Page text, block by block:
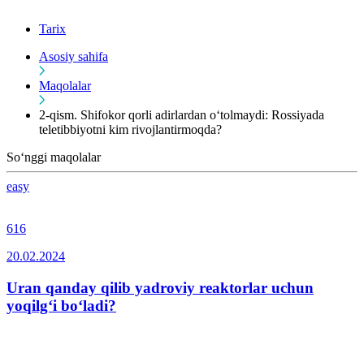
Tarix
Asosiy sahifa
Maqolalar
2-qism. Shifokor qorli adirlardan o‘tolmaydi: Rossiyada
teletibbiyotni kim rivojlantirmoqda?
So‘nggi maqolalar
easy
616
20.02.2024
Uran qanday qilib yadroviy reaktorlar uchun
yoqilg‘i bo‘ladi?